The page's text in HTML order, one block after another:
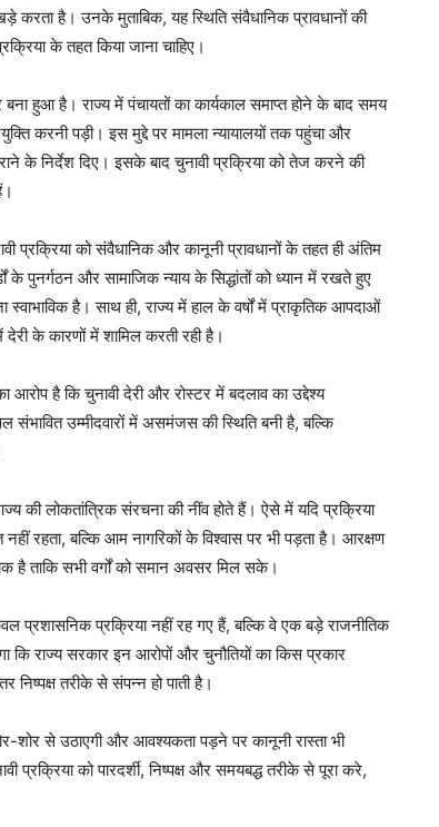
Company
Contact us
Subscription Plans
खड़े करता है। उनके मुताबिक, यह स्थिति संवैधानिक प्रावधानों की
के तहत किया जाना चाहिए।
बना हुआ है। राज्य में पंचायतों का कार्यकाल समाप्त होने के बाद समय
करनी पड़ी। इस मुद्दे पर मामला न्यायालयों तक पहुंचा और
के निर्देश दिए। इसके बाद चुनावी प्रक्रिया को तेज करने की
को संवैधानिक और कानूनी प्रावधानों के तहत ही अंतिम
के पुनर्गठन और सामाजिक न्याय के सिद्धांतों को ध्यान में रखते हुए
है। साथ ही, राज्य में हाल के वर्षों में प्राकृतिक आपदाओं
के कारणों में शामिल करती रही है।
आरोप है कि चुनावी देरी और रोस्टर में बदलाव का उद्देश्य
उम्मीदवारों में असमंजस की स्थिति बनी है, बल्कि
की लोकतांत्रिक संरचना की नींव होते हैं। ऐसे में यदि प्रक्रिया
रहता, बल्कि आम नागरिकों के विश्वास पर भी पड़ता है। आरक्षण
है ताकि सभी वर्गों को समान अवसर मिल सके।
प्रशासनिक प्रक्रिया नहीं रह गए हैं, बल्कि वे एक बड़े राजनीतिक
राज्य सरकार इन आरोपों और चुनौतियों का किस प्रकार
निष्पक्ष तरीके से संपन्न हो पाती है।
शोर से उठाएगी और आवश्यकता पड़ने पर कानूनी रास्ता भी
प्रक्रिया को पारदर्शी, निष्पक्ष और समयबद्ध तरीके से पूरा करे,